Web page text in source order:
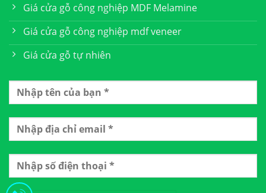
Giá cửa gỗ công nghiệp MDF Melamine
Giá cửa gỗ công nghiệp mdf veneer
Giá cửa gỗ tự nhiên